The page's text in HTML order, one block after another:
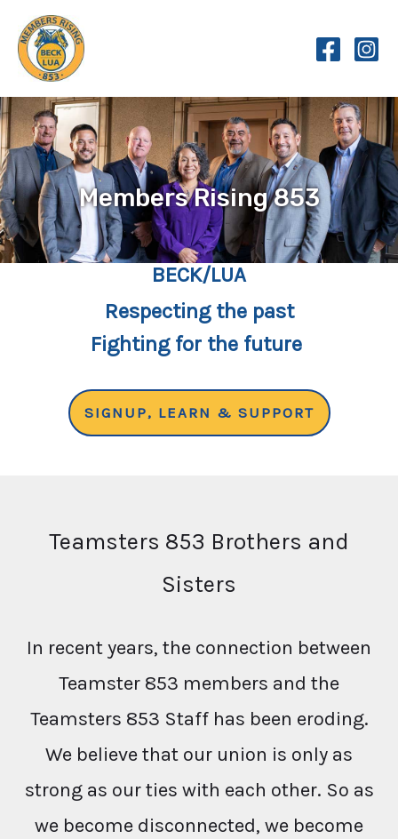
content
Members Rising 853
BECK/LUA
Respecting the past
Fighting for the future
SIGNUP, LEARN & SUPPORT
Teamsters 853 Brothers and
Sisters
In recent years, the connection between
Teamster 853 members and the
Teamsters 853 Staff has been eroding.
We believe that our union is only as
strong as our ties with each other. So as
we become disconnected, we become